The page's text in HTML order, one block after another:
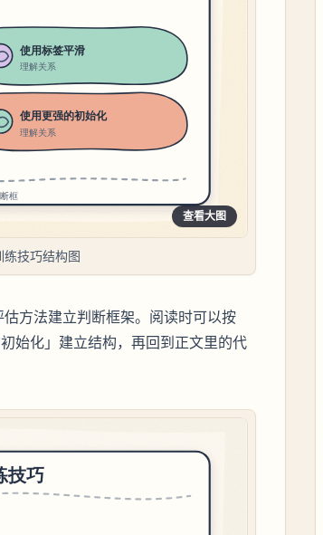
查看大图
技巧结构图
方法建立判断框架。阅读时可以按
始化」建立结构，再回到正文里的代